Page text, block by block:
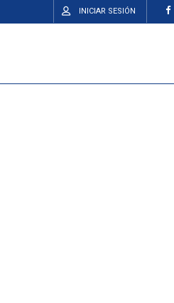
INICIAR SESIÓN